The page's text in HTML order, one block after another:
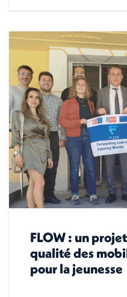
FLOW : un
qualité des
pour la jeunesse